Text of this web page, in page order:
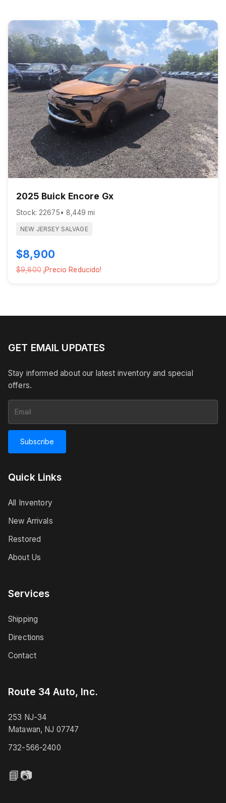
2025 Buick Encore Gx
Stock: 22675• 8,449 mi
NEW JERSEY SALVAGE
$8,900
$9,800¡Precio Reducido!
GET EMAIL UPDATES
Stay informed about our latest inventory and special
offers.
Subscribe
Quick Links
All Inventory
New Arrivals
Restored
About Us
Services
Shipping
Directions
Contact
Route 34 Auto, Inc.
253 NJ-34
Matawan, NJ 07747
732-566-2400
📘📷